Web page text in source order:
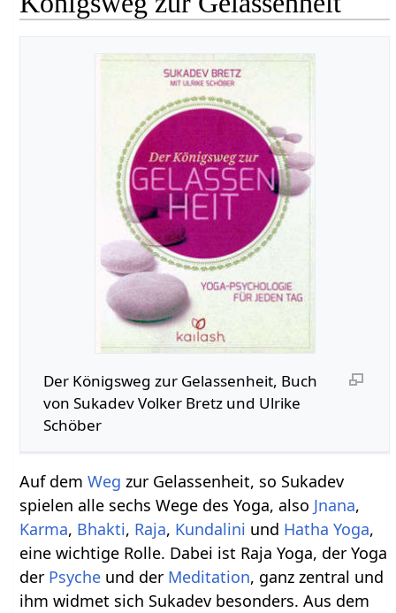
Der Königsweg zur Gelassenheit, Buch
von Sukadev Volker Bretz und Ulrike
Schöber
Auf demWeg zur Gelassenheit, so Sukadev
spielen alle sechs Wege des Yoga, also Jnana,
Karma, Bhakti, Raja, Kundalini und Hatha Yoga,
eine wichtige Rolle. Dabei ist Raja Yoga, der Yoga
der Psyche und der Meditation, ganz zentral und
ihm widmet sich Sukadev besonders. Aus dem